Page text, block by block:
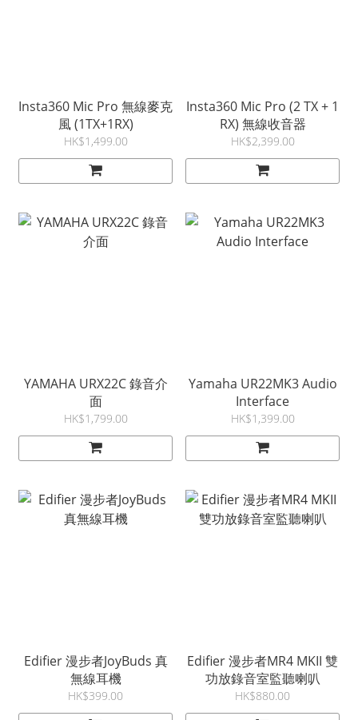
Insta360 Mic Pro 無線麥克
風 (1TX+1RX)
HK$1,499.00
Insta360 Mic Pro (2 TX + 1
RX) 無線收音器
HK$2,399.00
YAMAHA URX22C 錄音介
面
HK$1,799.00
Yamaha UR22MK3 Audio
Interface
HK$1,399.00
Edifier 漫步者JoyBuds 真
無線耳機
HK$399.00
Edifier 漫步者MR4 MKII 雙
功放錄音室監聽喇叭
HK$880.00